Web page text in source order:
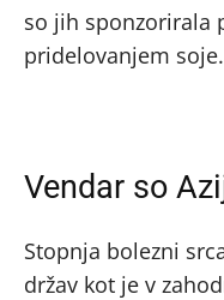
so jih sponzorirala
pridelovanjem soje.
Vendar so
Stopnja bolezni
držav kot je v